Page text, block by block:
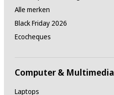
Alle merken
Black Friday 2026
Ecocheques
Computer & Multimedia
Laptops